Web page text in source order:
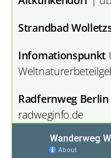
Strandbad
Infomationspunkt
Radfernweg Berlin
radweginfo.de